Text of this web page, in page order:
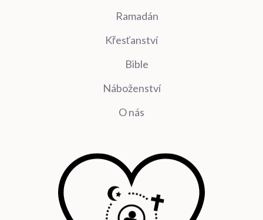
Ramadán
Křesťanství
Bible
Náboženství
O nás